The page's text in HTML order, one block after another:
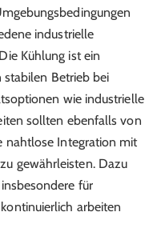
industrielle
Kühlung ist ein
stabilen Betrieb bei
wie industrielle
sollten ebenfalls von
nahtlose Integration mit
gewährleisten. Dazu
für
arbeiten